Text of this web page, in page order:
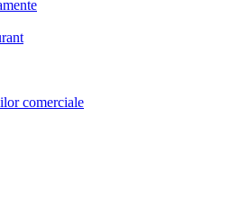
comerciale